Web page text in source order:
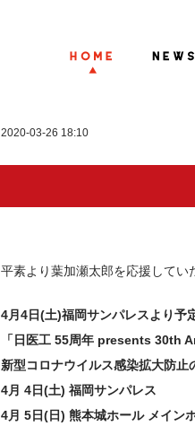
2020-03-26 18:10
平素より葉加瀬太郎を応援してい
4月4日(土)福岡サンパレスより予
「日医工 55周年 presents 30th
新型コロナウイルス感染拡大防止
4月 4日(土) 福岡サンパレス
4月 5日(日) 熊本城ホール メイン